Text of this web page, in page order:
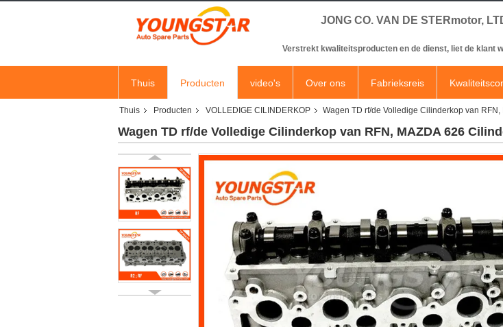
JONG CO. VAN DE STERmotor,
Verstrekt kwaliteitsproducten en de dienst, liet de klant
Thuis Producten video's Over ons Fabrieksreis
Thuis Producten VOLLEDIGE CILINDERKOP Wagen TD rf/de Volledige Cilinderkop van
Wagen TD rf/de Volledige Cilinderkop van RFN, MAZDA 626